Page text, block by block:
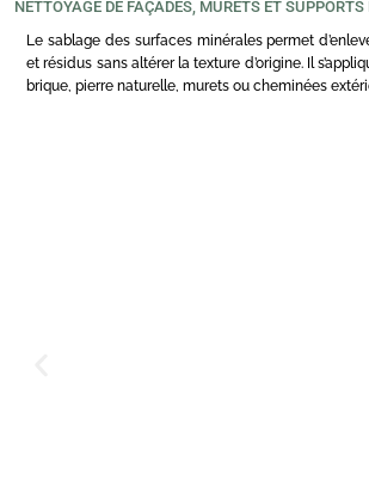
NETTOYAGE DE FAÇADES, MURETS ET SUPPORTS
Le sablage des surfaces minérales permet
et résidus sans altérer la texture d’origine. Il
brique, pierre naturelle, murets ou cheminées